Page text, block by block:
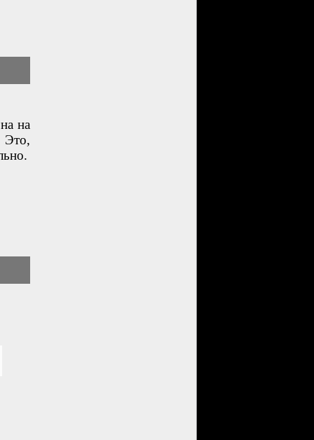
на
Это,